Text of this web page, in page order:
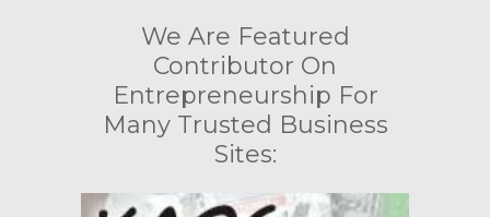
We Are Featured
Contributor On
Entrepreneurship For
Many Trusted Business
Sites: